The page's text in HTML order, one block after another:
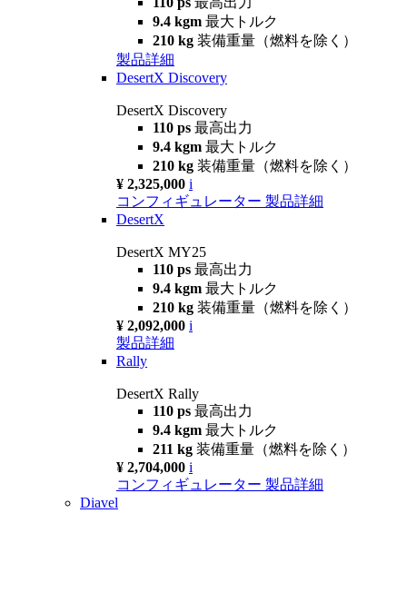
9.4 kgm 最大トルク
210 kg 装備重量（燃料を除く）
製品詳細
DesertX Discovery
DesertX Discovery
110 ps 最高出力
9.4 kgm 最大トルク
210 kg 装備重量（燃料を除く）
¥ 2,325,000 i
コンフィギュレーター 製品詳細
DesertX
DesertX MY25
110 ps 最高出力
9.4 kgm 最大トルク
210 kg 装備重量（燃料を除く）
¥ 2,092,000 i
製品詳細
Rally
DesertX Rally
110 ps 最高出力
9.4 kgm 最大トルク
211 kg 装備重量（燃料を除く）
¥ 2,704,000 i
コンフィギュレーター 製品詳細
Diavel